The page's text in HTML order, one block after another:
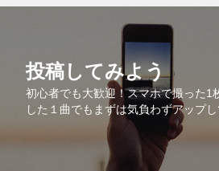
投稿してみよう
初心者でも大歓迎！スマホで撮った1
した１曲でもまずは気負わずアップし